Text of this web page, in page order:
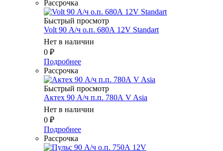
Рассрочка
Быстрый просмотр
Volt 90 А/ч о.п. 680А 12V Standart
Нет в наличии
0 ₽
Подробнее
Рассрочка
Быстрый просмотр
Актех 90 А/ч п.п. 780А V Asia
Нет в наличии
0 ₽
Подробнее
Рассрочка